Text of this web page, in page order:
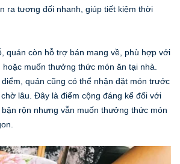
ra tương đối nhanh, giúp tiết kiệm thời
quán còn hỗ trợ bán mang về, phù hợp với
muốn thưởng thức món ăn tại nhà.
quán cũng có thể nhận đặt món trước
lâu. Đây là điểm cộng đáng kể đối với
rộn nhưng vẫn muốn thưởng thức món